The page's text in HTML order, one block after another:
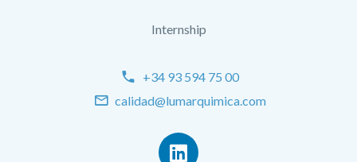
Internship
+34 93 594 75 00
calidad@lumarquimica.com